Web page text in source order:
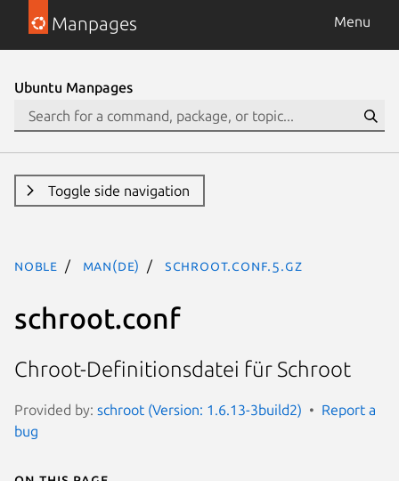
Manpages Menu
Ubuntu Manpages
Toggle side navigation
noble man(de) schroot.conf.5.gz
schroot.conf
Chroot-Definitionsdatei für Schroot
Provided by: schroot (Version: 1.6.13-3build2)
Report a
bug